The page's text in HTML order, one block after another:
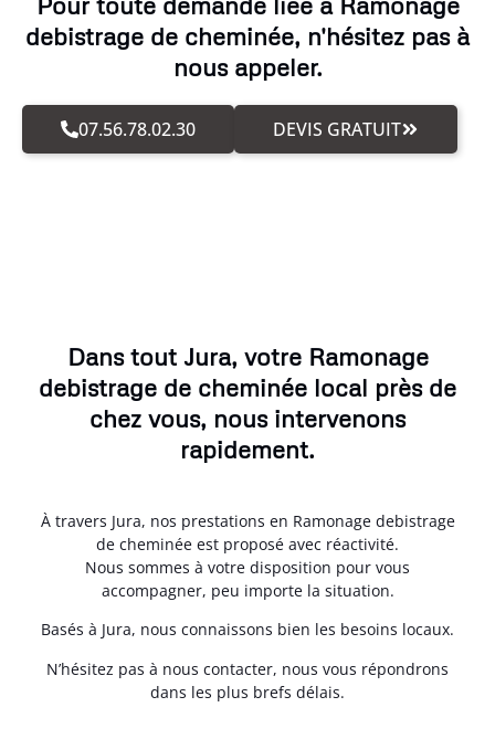
debistrage de cheminée, n'hésitez pas à
nous appeler.
07.56.78.02.30 DEVIS GRATUIT
Dans tout Jura, votre Ramonage
debistrage de cheminée local près de
chez vous, nous intervenons
rapidement.
À travers Jura, nos prestations en Ramonage debistrage
de cheminée est proposé avec réactivité.
Nous sommes à votre disposition pour vous
accompagner, peu importe la situation.
Basés à Jura, nous connaissons bien les besoins locaux.
N’hésitez pas à nous contacter, nous vous répondrons
dans les plus brefs délais.